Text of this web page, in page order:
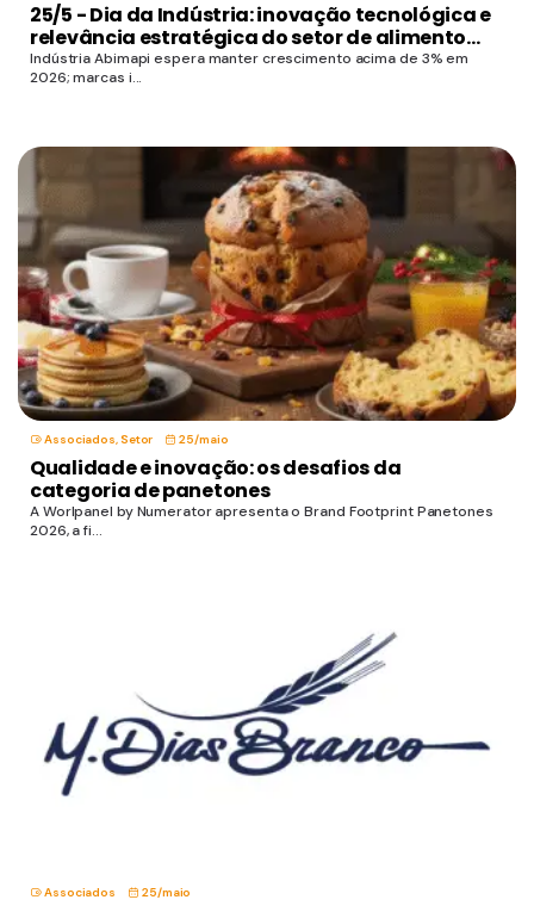
25/5 - Dia da Indústria: inovação tecnológica e
relevância estratégica do setor de alimento...
Indústria Abimapi espera manter crescimento acima de 3% em
2026; marcas i...
Associados,Setor 25/maio
Qualidade e inovação: os desafios da
categoria de panetones
A Worlpanel by Numerator apresenta o Brand Footprint Panetones
2026, a fi...
Associados 25/maio